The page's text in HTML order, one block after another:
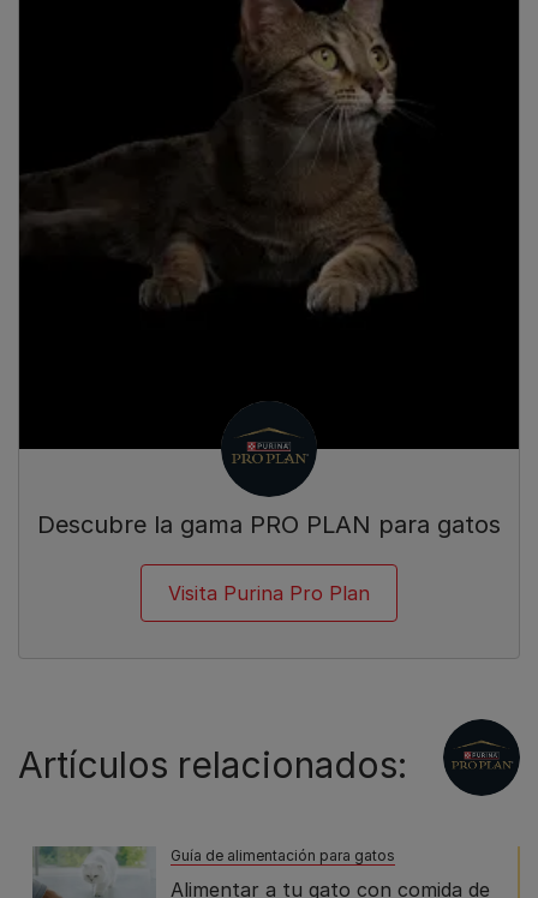
Descubre la gama PRO PLAN para gatos
Visita Purina Pro Plan
Artículos relacionados:
Guía de alimentación para gatos
Alimentar a tu gato con comida de